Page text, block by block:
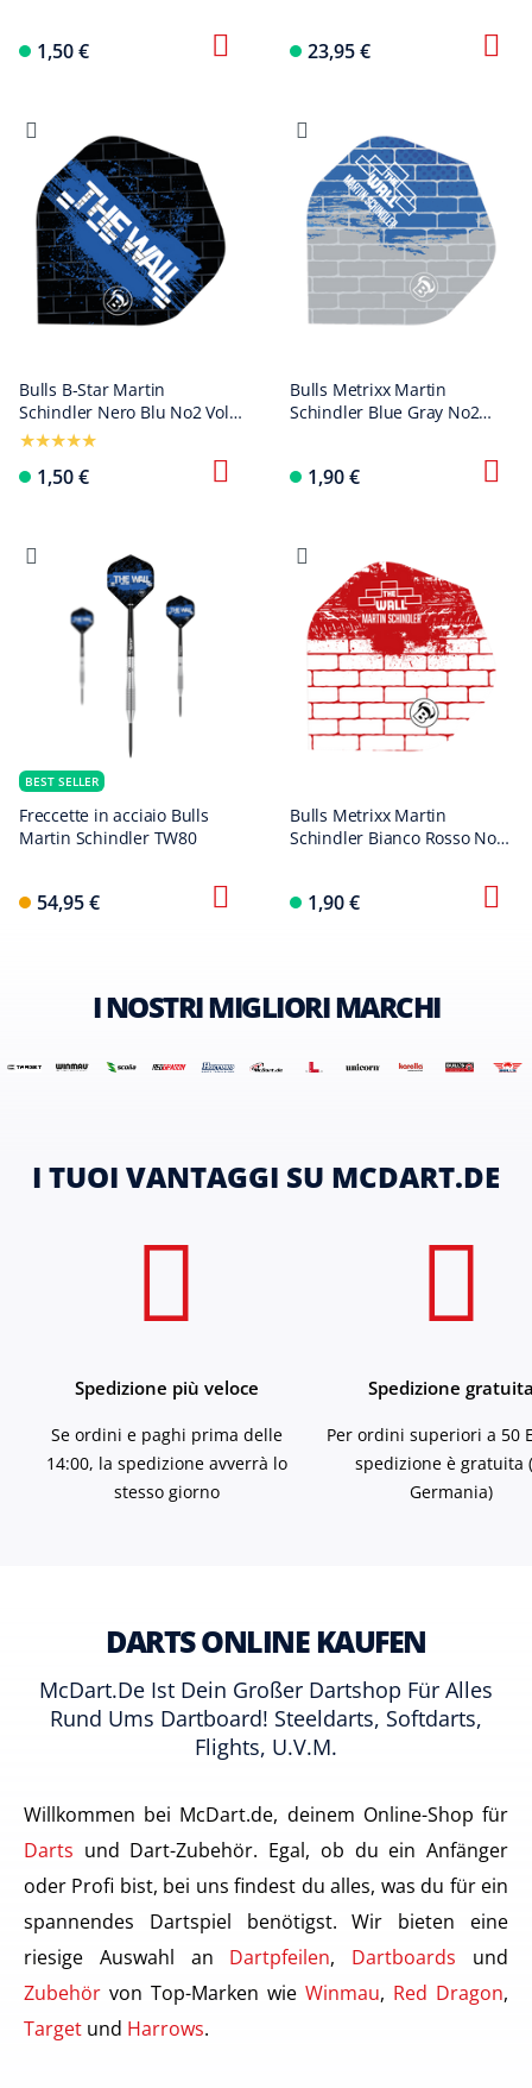
1,50 € 23,95 €
Bulls B-Star Martin
Schindler Nero Blu No2 Voli
Standard
1,50 €
Bulls Metrixx Martin
Schindler Blue Gray No2
1,90 €
BEST SELLER
Freccette in acciaio Bulls
Martin Schindler TW80
54,95 €
Bulls Metrixx Martin
Schindler Bianco Rosso No2
1,90 €
I NOSTRI MIGLIORI MARCHI
I TUOI VANTAGGI SU MCDART.DE
Spedizione più veloce
Se ordini e paghi prima delle
14:00, la spedizione avverrà lo
stesso giorno
Spedizione
Per ordini superiori a 50
spedizione è gratuita
Germania)
DARTS ONLINE KAUFEN
McDart.de Ist Dein Großer Dartshop Für Alles
Rund Ums Dartboard! Steeldarts, Softdarts,
Flights, U.v.m.
Willkommen bei McDart.de, deinem Online-Shop für
Darts und Dart-Zubehör. Egal, ob du ein Anfänger
oder Profi bist, bei uns findest du alles, was du für ein
spannendes Dartspiel benötigst. Wir bieten eine
riesige Auswahl an Dartpfeilen, Dartboards und
Zubehör von Top-Marken wie Winmau, Red Dragon,
Target und Harrows.